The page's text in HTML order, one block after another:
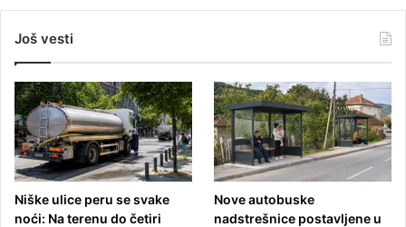
Još vesti
Niške ulice peru se svake
noći: Na terenu do četiri
Nove autobuske
nadstrešnice postavljene u